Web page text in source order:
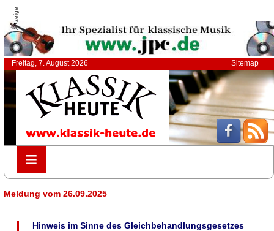
Anzeige
Freitag, 7. August 2026 Sitemap
≡
≡
Meldung vom 26.09.2025
Hinweis im Sinne des Gleichbehandlungsgesetzes